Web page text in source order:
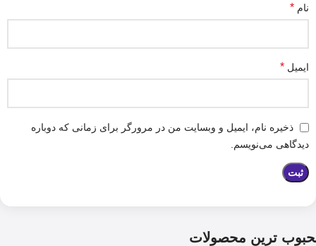
نام *
ایمیل *
ذخیره نام، ایمیل و وبسایت من در مرورگر برای زمانی که دوباره
دیدگاهی می‌نویسم.
ترین محصولات